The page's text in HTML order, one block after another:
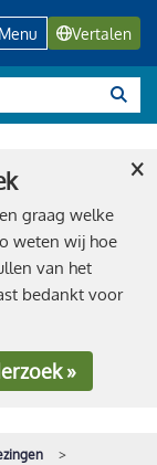
Menu Vertalen
graag welke
weten wij hoe
van het
bedankt voor
»
×